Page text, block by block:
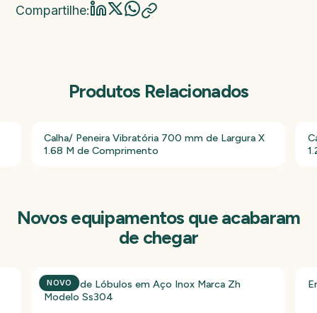
Compartilhe:
Produtos Relacionados
Calha/ Peneira Vibratória 700 mm de Largura X
1.68 M de Comprimento
Novos equipamentos que acabaram
de chegar
NOVO
Bomba de Lóbulos em Aço Inox Marca Zh
Modelo Ss304